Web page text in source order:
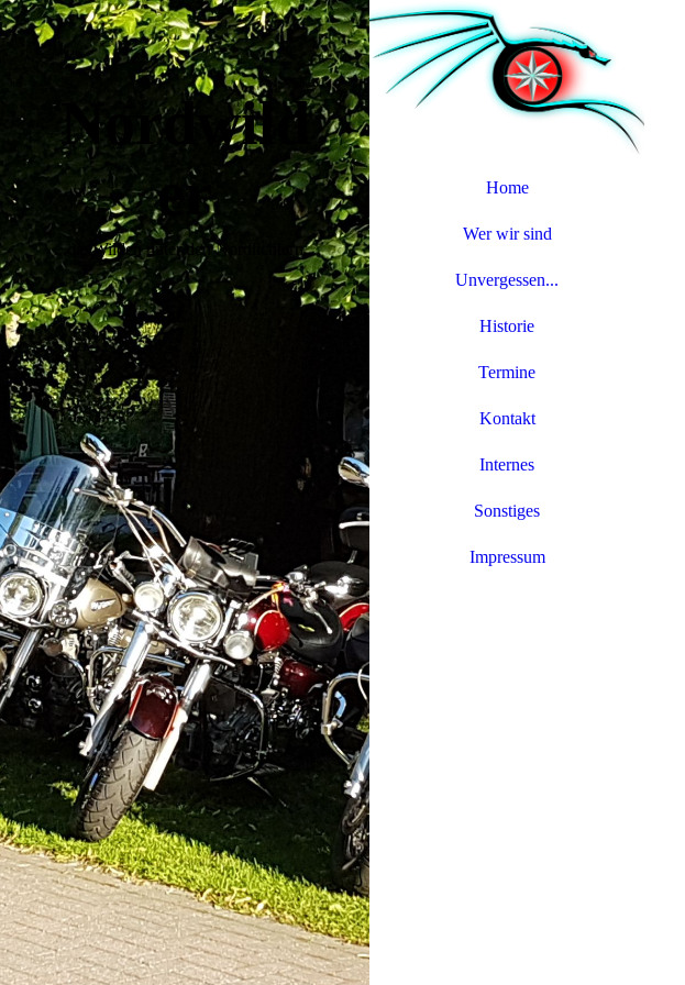
Nordwild
er
...die Wilden unter den Nordlichtern...
Home
Wer wir sind
Unvergessen...
Historie
Termine
Kontakt
Internes
Sonstiges
Impressum